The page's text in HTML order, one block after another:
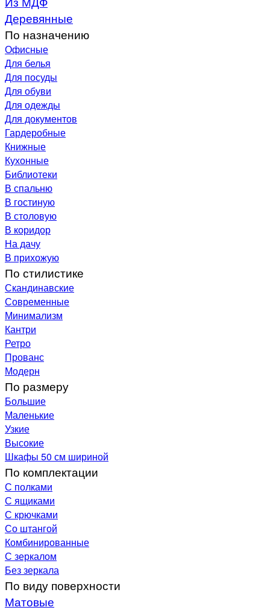
Деревянные
По назначению
Офисные
Для белья
Для посуды
Для обуви
Для одежды
Для документов
Гардеробные
Книжные
Кухонные
Библиотеки
В спальню
В гостиную
В столовую
В коридор
На дачу
В прихожую
По стилистике
Скандинавские
Современные
Минимализм
Кантри
Ретро
Прованс
Модерн
По размеру
Большие
Маленькие
Узкие
Высокие
Шкафы 50 см шириной
По комплектации
С полками
С ящиками
С крючками
Со штангой
Комбинированные
С зеркалом
Без зеркала
По виду поверхности
Матовые